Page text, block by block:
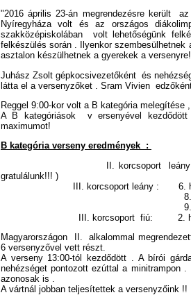
"2016 április 23-án megrendezésre került
Nyíregyháza volt és az országos
szakközépiskolában volt lehetőségünk
felkészülés során . Ilyenkor
asztalon készülhetnek a gyerekek a
Juhász Zsolt gépkocsivezetőként és
látta el a versenyzőket . Sram Vivien
Reggel 9:00-kor volt a B kategória melegítése ,
A B kategóriások v ersenyével
maximumot!
B kategória verseny eredmények :
II. korcsoport leány : 4. hely
gratulálunk!!! )
III. korcsoport leány : 6. hely
8. hely
9. hely
III. korcsoport fiú: 2. hely
Magyarországon II. alkalommal
6 versenyzővel vett részt.
A verseny 13:00-tól kezdődött . A bírói
nehézséget pontozott ezúttal a minitrampon
azonosak is .
A vártnál jobban teljesítettek a versenyzőink !!